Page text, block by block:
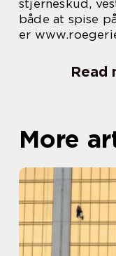
stjerneskud,
både at spise
er
Read
More